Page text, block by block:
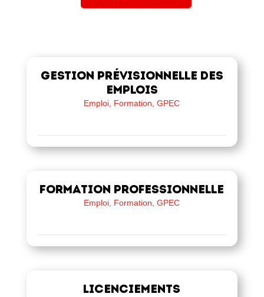
Gestion prévisionnelle des
emplois
Emploi, Formation, GPEC
Formation professionnelle
Emploi, Formation, GPEC
Licenciements